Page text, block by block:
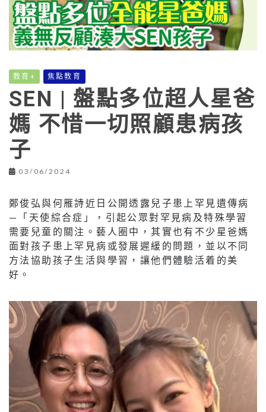
教育+ 焦點教育
SEN | 盤點多位超人星爸
媽 不惜一切照顧患病孩
子
03/06/2024
鄭俊弘與何雁詩近日公開透露兒子患上罕見遺傳病
—「天使綜合症」，引起公眾對罕見病及特殊學習
需要兒童的關注。藝人圈中，其實也有不少星爸媽
面對孩子患上罕見病或發展遲緩的問題，並以不同
方法協助孩子生活與學習，讓他們體驗活着的美
好。